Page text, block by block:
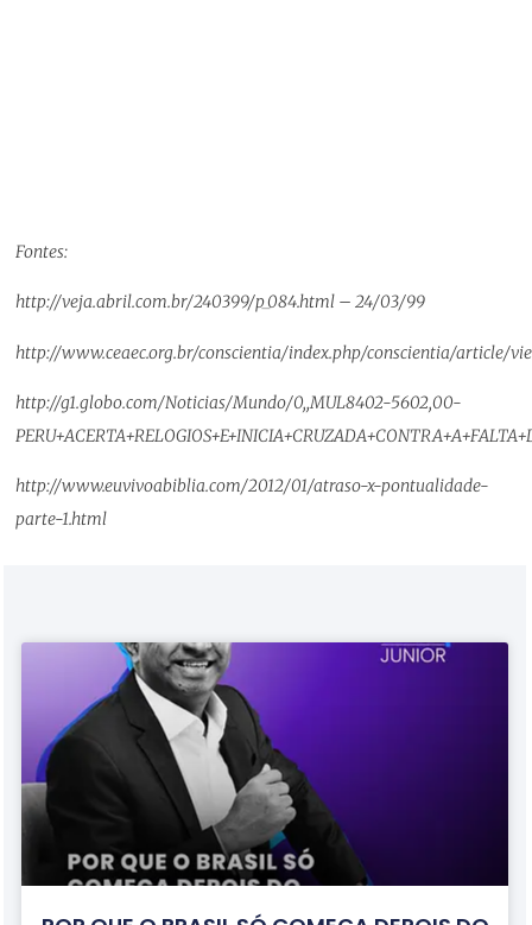
Fontes:
http://veja.abril.com.br/240399/p_084.html – 24/03/99
http://www.ceaec.org.br/conscientia/index.php/conscientia/article/
http://g1.globo.com/Noticias/Mundo/0,,MUL8402-5602,00-
http://www.euvivoabiblia.com/2012/01/atraso-x-pontualidade-
parte-1.html